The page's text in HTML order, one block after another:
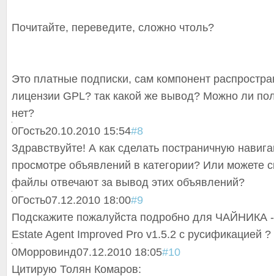
Почитайте, переведите, сложно чтоль?
Это платные подписки, сам компонент
лицензии GPL? так какой же вывод? Можно ли
нет?
0Гость20.10.2010 15:54#8
Здравствуйте! А как сделать постраничную
просмотре объявлений в категории? Или можете
файлы отвечают за вывод этих объявлений?
0Гость07.12.2010 18:00#9
Подскажите пожалуйста подробно для ЧАЙНИКА -
Estate Agent Improved Pro v1.5.2 с русификацией ?
0Морровинд07.12.2010 18:05#10
Цитирую Толян Комаров: